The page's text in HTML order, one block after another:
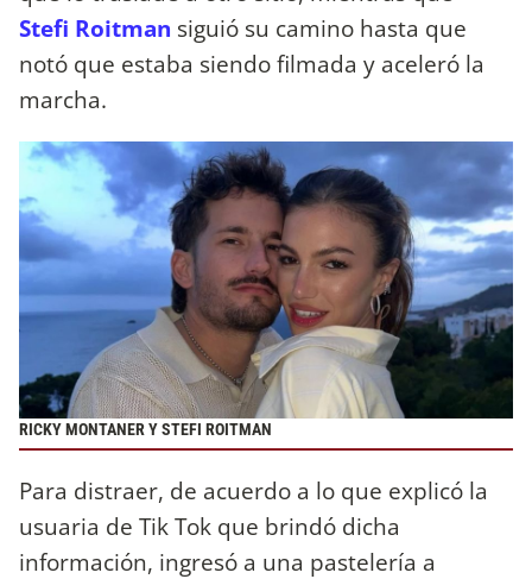
Stefi Roitman siguió su camino hasta que
notó que estaba siendo filmada y aceleró la
marcha.
RICKY MONTANER Y STEFI ROITMAN
Para distraer, de acuerdo a lo que explicó la
usuaria de Tik Tok que brindó dicha
información, ingresó a una pastelería a